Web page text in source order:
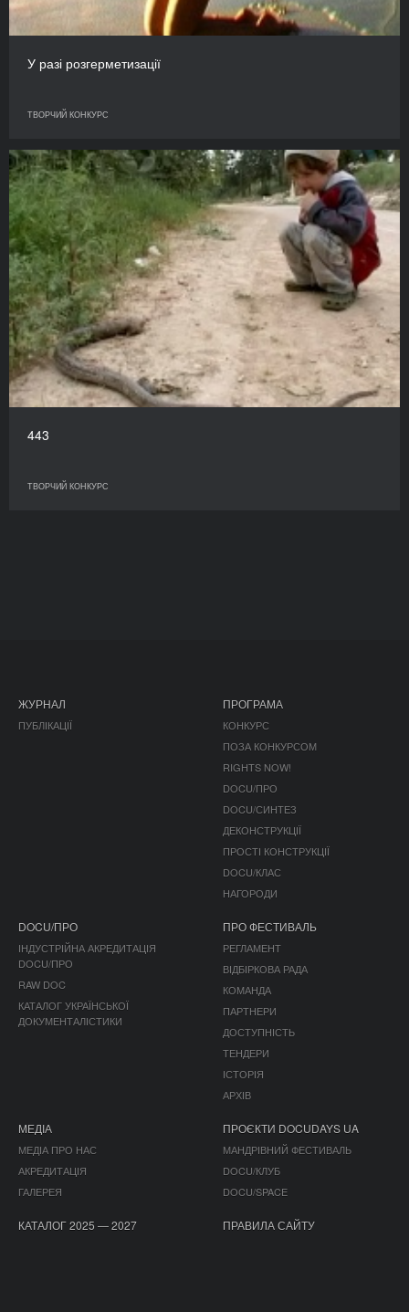
У разі розгерметизації
ТВОРЧИЙ КОНКУРС
443
ТВОРЧИЙ КОНКУРС
ЖУРНАЛ
ПУБЛІКАЦІЇ
ПРОГРАМА
КОНКУРС
ПОЗА КОНКУРСОМ
RIGHTS NOW!
DOCU/ПРО
DOCU/СИНТЕЗ
ДЕКОНСТРУКЦІЇ
ПРОСТІ КОНСТРУКЦІЇ
DOCU/КЛАС
НАГОРОДИ
DOCU/ПРО
ІНДУСТРІЙНА АКРЕДИТАЦІЯ
DOCU/ПРО
RAW DOC
КАТАЛОГ УКРАЇНСЬКОЇ
ДОКУМЕНТАЛІСТИКИ
ПРО ФЕСТИВАЛЬ
РЕГЛАМЕНТ
ВІДБІРКОВА РАДА
КОМАНДА
ПАРТНЕРИ
ДОСТУПНІСТЬ
ТЕНДЕРИ
ІСТОРІЯ
АРХІВ
МЕДІА
МЕДІА ПРО НАС
АКРЕДИТАЦІЯ
ГАЛЕРЕЯ
ПРОЄКТИ DOCUDAYS UA
МАНДРІВНИЙ ФЕСТИВАЛЬ
DOCU/КЛУБ
DOCU/SPACE
КАТАЛОГ 2025 — 2027 ПРАВИЛА САЙТУ